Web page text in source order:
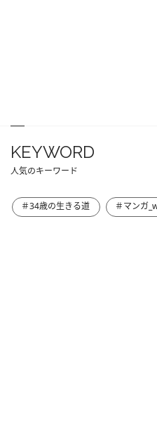
KEYWORD
人気のキーワード
＃34歳の生きる道 ＃マンガ